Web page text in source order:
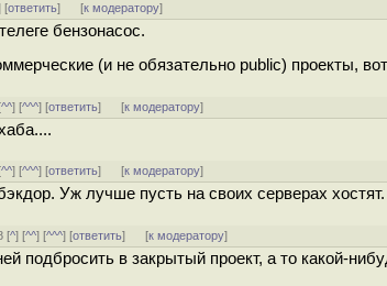
[ответить] [к модератору]
бензонасос.
(и не обязательно public) проекты,
^^] [^^^] [ответить] [к модератору]
^^] [^^^] [ответить] [к модератору]
Уж лучше пусть на своих серверах хостят.
[^] [^^] [^^^] [ответить] [к модератору]
подбросить в закрытый проект, а то какой-